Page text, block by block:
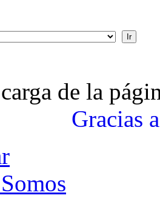
de la
Gracias a